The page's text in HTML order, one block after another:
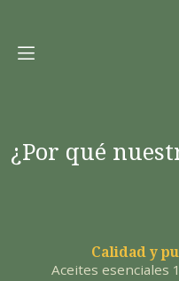
¿Por qué
Calidad y
Aceites esenciales